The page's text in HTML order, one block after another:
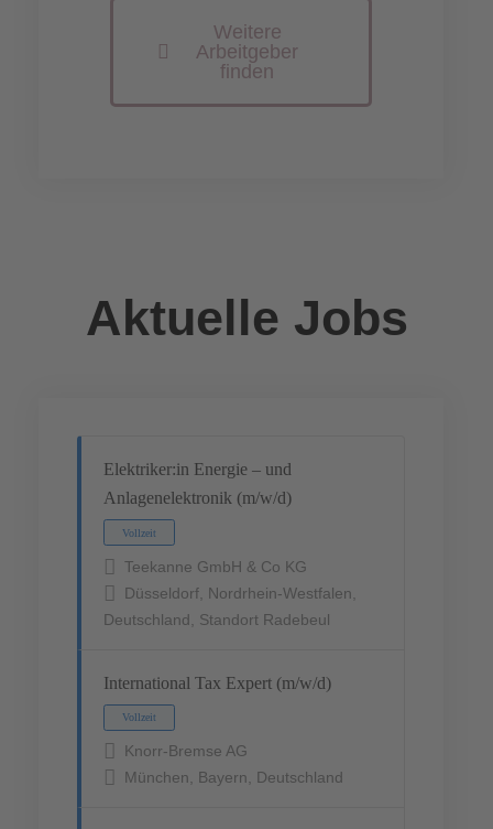
Weitere
Arbeitgeber
finden
Aktuelle Jobs
Elektriker:in Energie – und
Anlagenelektronik (m/w/d)
Teekanne GmbH & Co KG
Düsseldorf, Nordrhein-Westfalen,
Deutschland, Standort Radebeul
International Tax Expert (m/w/d)
Knorr-Bremse AG
München, Bayern, Deutschland